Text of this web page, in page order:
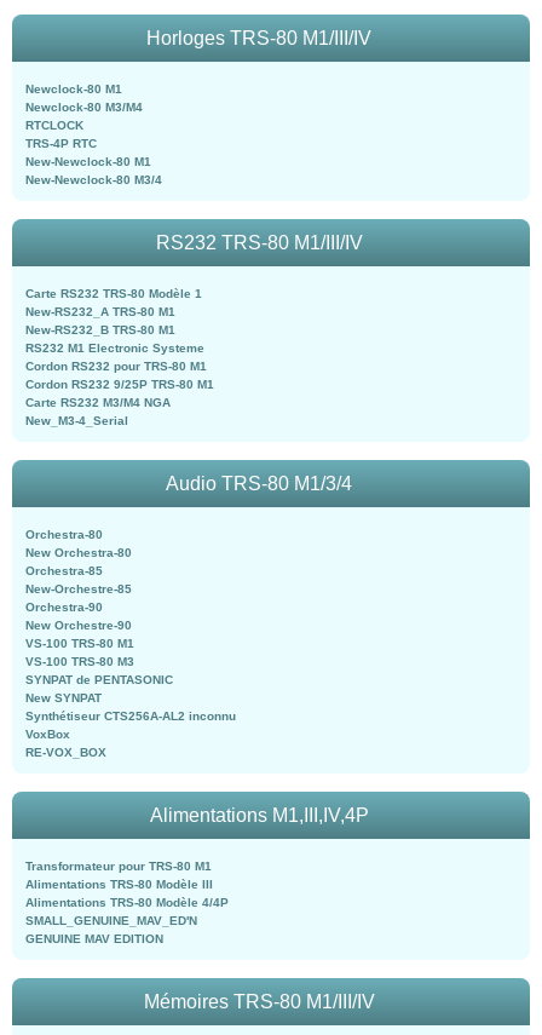
Horloges TRS-80 M1/III/IV
Newclock-80 M1
Newclock-80 M3/M4
RTCLOCK
TRS-4P RTC
New-Newclock-80 M1
New-Newclock-80 M3/4
RS232 TRS-80 M1/III/IV
Carte RS232 TRS-80 Modèle 1
New-RS232_A TRS-80 M1
New-RS232_B TRS-80 M1
RS232 M1 Electronic Systeme
Cordon RS232 pour TRS-80 M1
Cordon RS232 9/25P TRS-80 M1
Carte RS232 M3/M4 NGA
New_M3-4_Serial
Audio TRS-80 M1/3/4
Orchestra-80
New Orchestra-80
Orchestra-85
New-Orchestre-85
Orchestra-90
New Orchestre-90
VS-100 TRS-80 M1
VS-100 TRS-80 M3
SYNPAT de PENTASONIC
New SYNPAT
Synthétiseur CTS256A-AL2 inconnu
VoxBox
RE-VOX_BOX
Alimentations M1,III,IV,4P
Transformateur pour TRS-80 M1
Alimentations TRS-80 Modèle III
Alimentations TRS-80 Modèle 4/4P
SMALL_GENUINE_MAV_ED'N
GENUINE MAV EDITION
Mémoires TRS-80 M1/III/IV